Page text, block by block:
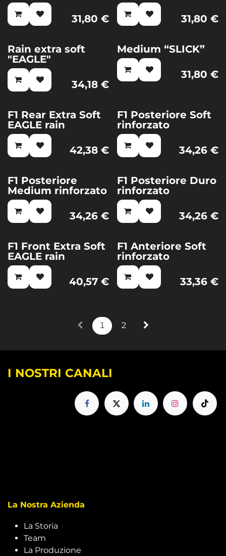
31,80 € 31,80 €
Rain extra soft
"EAGLE"
34,18€
Medium “SLICK”
31,80 €
F1 Rear Extra Soft
EAGLE rain
42,38€
F1 Posteriore Soft
rinforzato
34,26€
F1 Posteriore
Medium rinforzato
34,26€
F1 Posteriore Duro
rinforzato
34,26€
F1 Front Extra Soft
EAGLE rain
40,57€
F1 Anteriore Soft
rinforzato
33,36€
1 2
I NOSTRI CANALI
La Nostra Azienda
La Storia
Team
La Produzione